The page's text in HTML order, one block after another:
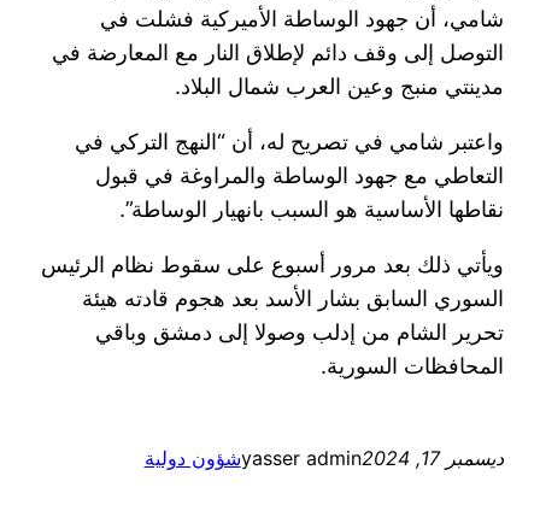
شامي، أن جهود الوساطة الأميركية فشلت في
التوصل إلى وقف دائم لإطلاق النار مع المعارضة في
مدينتي منبج وعين العرب شمال البلاد.
واعتبر شامي في تصريح له، أن “النهج التركي في
التعاطي مع جهود الوساطة والمراوغة في قبول
نقاطها الأساسية هو السبب بانهيار الوساطة”.
ويأتي ذلك بعد مرور أسبوع على سقوط نظام الرئيس
السوري السابق بشار الأسد بعد هجوم قادته هيئة
تحرير الشام من إدلب وصولا إلى دمشق وباقي
المحافظات السورية.
ديسمبر 17, 2024 yasser adminشؤون دولية